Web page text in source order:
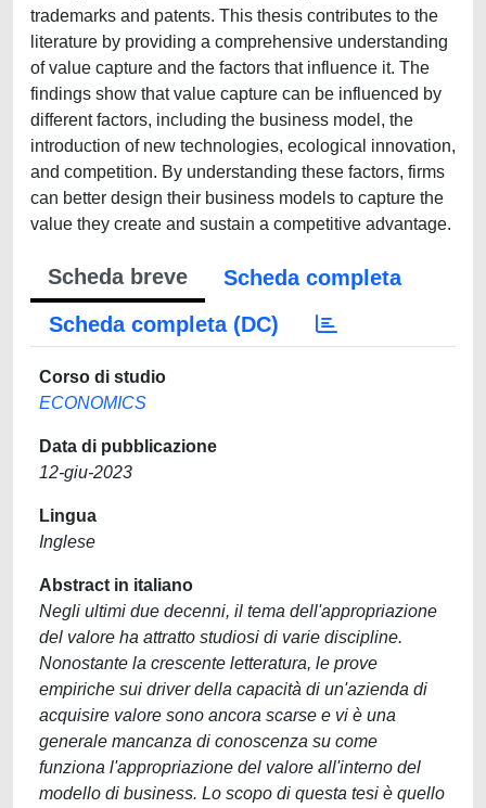
trademarks and patents. This thesis contributes to the
literature by providing a comprehensive understanding
of value capture and the factors that influence it. The
findings show that value capture can be influenced by
different factors, including the business model, the
introduction of new technologies, ecological innovation,
and competition. By understanding these factors, firms
can better design their business models to capture the
value they create and sustain a competitive advantage.
Scheda breve
Scheda completa
Scheda completa (DC)
Corso di studio
ECONOMICS
Data di pubblicazione
12-giu-2023
Lingua
Inglese
Abstract in italiano
Negli ultimi due decenni, il tema dell'appropriazione
del valore ha attratto studiosi di varie discipline.
Nonostante la crescente letteratura, le prove
empiriche sui driver della capacità di un'azienda di
acquisire valore sono ancora scarse e vi è una
generale mancanza di conoscenza su come
funziona l'appropriazione del valore all'interno del
modello di business. Lo scopo di questa tesi è quello